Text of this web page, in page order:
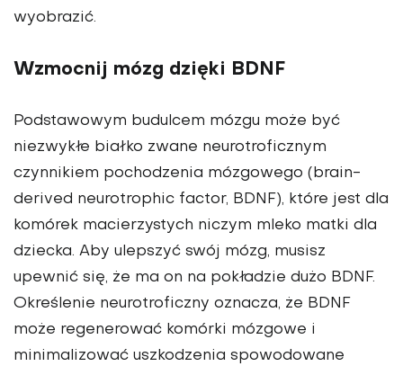
wyobrazić.
Wzmocnij mózg dzięki BDNF
Podstawowym budulcem mózgu może być
niezwykłe białko zwane neurotro­ficznym
czynnikiem pochodzenia mó­zgowego (brain-
derived neurotrophic factor, BDNF), które jest dla
komórek macierzystych niczym mleko matki dla
dziecka. Aby ulepszyć swój mózg, musisz
upewnić się, że ma on na po­kładzie dużo BDNF.
Określenie neu­rotroficzny oznacza, że BDNF
może regenerować komórki mózgowe i
minimalizować uszkodzenia spo­wodowane